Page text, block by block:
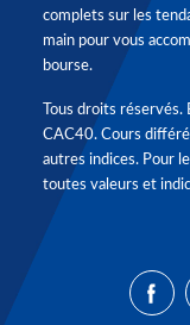
complets sur les
main pour vous
bourse.
Tous droits
CAC40. Cours
autres indices. Pour
toutes valeurs et